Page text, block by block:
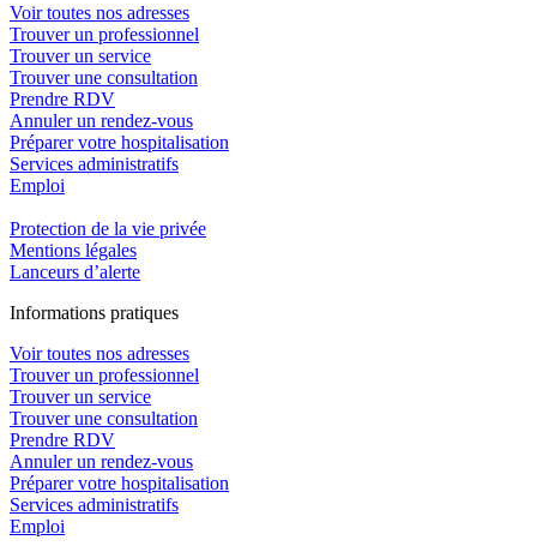
Voir toutes nos adresses
Trouver un professionnel
Trouver un service
Trouver une consultation
Prendre RDV
Annuler un rendez-vous
Préparer votre hospitalisation
Services administratifs
Emploi​
Protection de la vie privée
Mentions légales
Lanceurs d’alerte
Informations pratiques
Voir toutes nos adresses
Trouver un professionnel
Trouver un service
Trouver une consultation
Prendre RDV
Annuler un rendez-vous
Préparer votre hospitalisation
Services administratifs
Emploi​